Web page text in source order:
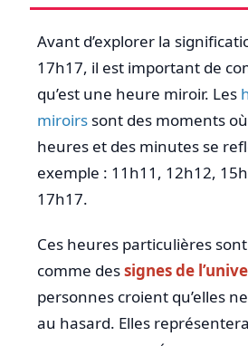
Avant d’explorer la
17h17, il est important de
qu’est une heure miroir. Les
miroirs sont des moments
heures et des minutes se
exemple : 11h11, 12h12,
17h17.
Ces heures particulières
comme dessignes de
personnes croient qu’elles
au hasard. Elles